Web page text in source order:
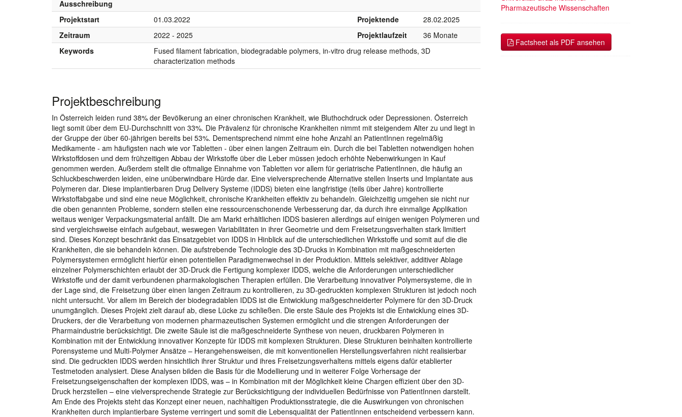
Ausschreibung
Projektstart 01.03.2022 Projektende
28.02.2025
Zeitraum
2022 - 2025 Projektlaufzeit
36 Monate
Keywords
Fused filament fabrication, biodegradable polymers, in-vitro drug release methods, 3D
characterization methods
Projektbeschreibung
In Österreich leiden rund 38% der Bevölkerung an einer chronischen Krankheit, wie Bluthochdruck oder Depressionen. Österreich
liegt somit über dem EU-Durchschnitt von 33%. Die Prävalenz für chronische Krankheiten nimmt mit steigendem Alter zu und liegt in
der Gruppe der über 60-jährigen bereits bei 53%. Dementsprechend nimmt eine hohe Anzahl an PatientInnen regelmäßig
Medikamente - am häufigsten nach wie vor Tabletten - über einen langen Zeitraum ein. Durch die bei Tabletten notwendigen hohen
Wirkstoffdosen und dem frühzeitigen Abbau der Wirkstoffe über die Leber müssen jedoch erhöhte Nebenwirkungen in Kauf
genommen werden. Außerdem stellt die oftmalige Einnahme von Tabletten vor allem für geriatrische PatientInnen, die häufig an
Schluckbeschwerden leiden, eine unüberwindbare Hürde dar. Eine vielversprechende Alternative stellen Inserts und Implantate aus
Polymeren dar. Diese implantierbaren Drug Delivery Systeme (IDDS) bieten eine langfristige (teils über Jahre) kontrollierte
Wirkstoffabgabe und sind eine neue Möglichkeit, chronische Krankheiten effektiv zu behandeln. Gleichzeitig umgehen sie nicht nur
die oben genannten Probleme, sondern stellen eine ressourcenschonende Verbesserung dar, da durch ihre einmalige Applikation
weitaus weniger Verpackungsmaterial anfällt. Die am Markt erhältlichen IDDS basieren allerdings auf einigen wenigen Polymeren und
sind vergleichsweise einfach aufgebaut, weswegen Variabilitäten in ihrer Geometrie und dem Freisetzungsverhalten stark limitiert
sind. Dieses Konzept beschränkt das Einsatzgebiet von IDDS in Hinblick auf die unterschiedlichen Wirkstoffe und somit auf die die
Krankheiten, die sie behandeln können. Die aufstrebende Technologie des 3D-Drucks in Kombination mit maßgeschneiderten
Polymersystemen ermöglicht hierfür einen potentiellen Paradigmenwechsel in der Produktion. Mittels selektiver, additiver Ablage
einzelner Polymerschichten erlaubt der 3D-Druck die Fertigung komplexer IDDS, welche die Anforderungen unterschiedlicher
Wirkstoffe und der damit verbundenen pharmakologischen Therapien erfüllen. Die Verarbeitung innovativer Polymersysteme, die in
der Lage sind, die Freisetzung über einen langen Zeitraum zu kontrollieren, zu 3D-gedruckten komplexen Strukturen ist jedoch noch
nicht untersucht. Vor allem im Bereich der biodegradablen IDDS ist die Entwicklung maßgeschneiderter Polymere für den 3D-Druck
unumgänglich. Dieses Projekt zielt darauf ab, diese Lücke zu schließen. Die erste Säule des Projekts ist die Entwicklung eines 3D-
Druckers, der die Verarbeitung von modernen pharmazeutischen Systemen ermöglicht und die strengen Anforderungen der
Pharmaindustrie berücksichtigt. Die zweite Säule ist die maßgeschneiderte Synthese von neuen, druckbaren Polymeren in
Kombination mit der Entwicklung innovativer Konzepte für IDDS mit komplexen Strukturen. Diese Strukturen beinhalten kontrollierte
Porensysteme und Multi-Polymer Ansätze – Herangehensweisen, die mit konventionellen Herstellungsverfahren nicht realisierbar
sind. Die gedruckten IDDS werden hinsichtlich ihrer Struktur und ihres Freisetzungsverhaltens mittels eigens dafür etablierter
Testmetoden analysiert. Diese Analysen bilden die Basis für die Modellierung und in weiterer Folge Vorhersage der
Freisetzungseigenschaften der komplexen IDDS, was – in Kombination mit der Möglichkeit kleine Chargen effizient über den 3D-
Druck herzstellen – eine vielversprechende Strategie zur Berücksichtigung der individuellen Bedürfnisse von PatientInnen darstellt.
Am Ende des Projekts steht das Konzept einer neuen, nachhaltigen Produktionsstrategie, die die Auswirkungen von chronischen
Krankheiten durch implantierbare Systeme verringert und somit die Lebensqualität der PatientInnen entscheidend verbessern kann.
Pharmazeutische Wissenschaften
Factsheet als PDF ansehen